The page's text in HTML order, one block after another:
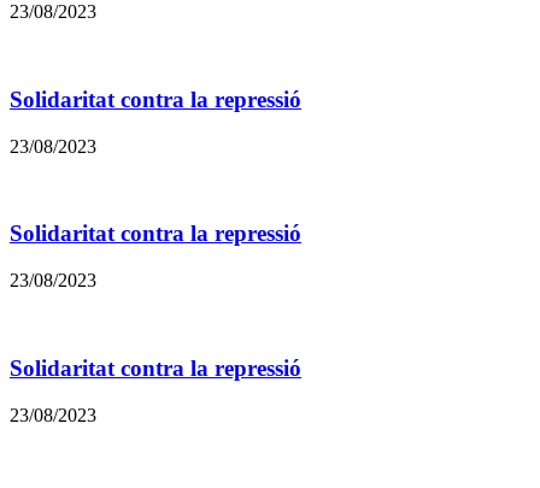
23/08/2023
Solidaritat contra la repressió
23/08/2023
Solidaritat contra la repressió
23/08/2023
Solidaritat contra la repressió
23/08/2023